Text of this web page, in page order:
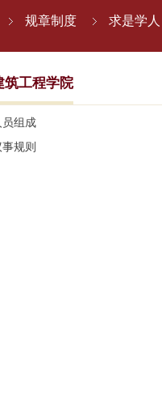
规章制度 求是学人
筑工程学院
员组成
规则